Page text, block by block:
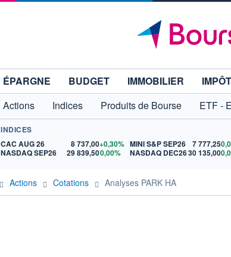
ÉPARGNE BUDGET IMMOBILIER
Actions Indices Produits de Bourse ETF -
INDICES
CAC AUG 26
8 737,00+0,30%
NASDAQ SEP26
29 839,500,00%
MINI S&P SEP26 7 777,25
NASDAQ DEC2630 135,00
Actions Cotations Analyses PARK HA